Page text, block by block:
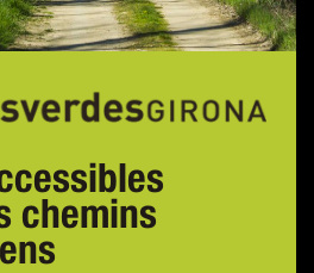
chemins